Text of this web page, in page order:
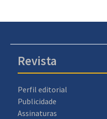
Revista
Perfil editorial
Publicidade
Assinaturas